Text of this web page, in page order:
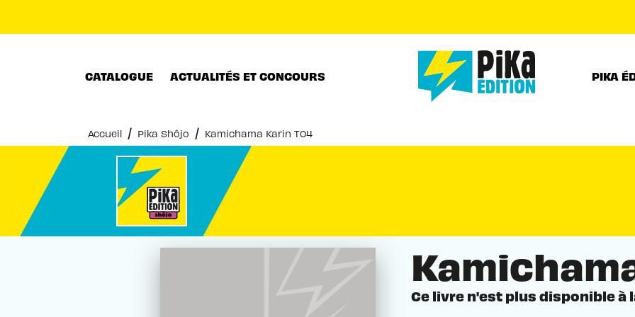
CATALOGUE ACTUALITÉS ET CONCOURS PIKA
Accueil / Pika Shôjo / Kamichama Karin T04
Ce livre n'est plus disponible à